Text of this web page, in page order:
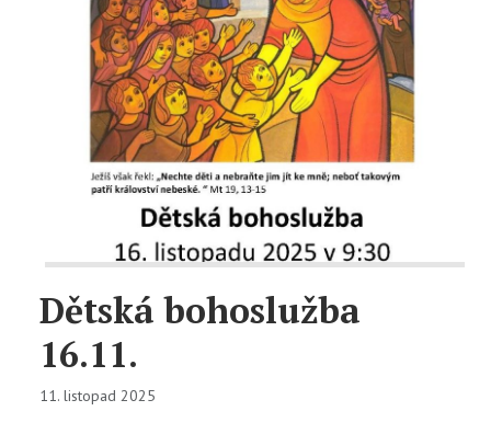
Dětská bohoslužba
16.11.
11. listopad 2025